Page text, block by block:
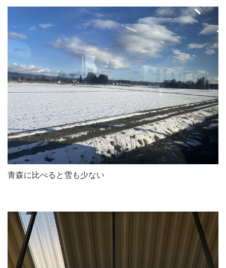
青森に比べると雪も少ない